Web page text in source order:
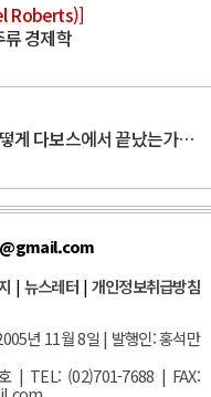
Roberts)]
경제학
게 다보스에서 끝났는가…
| 뉴스레터| 개인정보취급방침
년 11월 8일 | 발행인: 홍석만
| TEL: (02)701-7688 | FAX: